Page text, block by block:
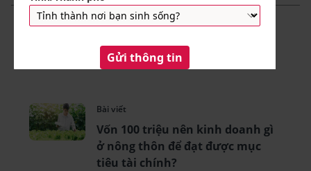
Bài viết liên quan
Bài viết
Vốn 100 triệu nên kinh doanh gì
ở nông thôn để đạt được mục
tiêu tài chính?